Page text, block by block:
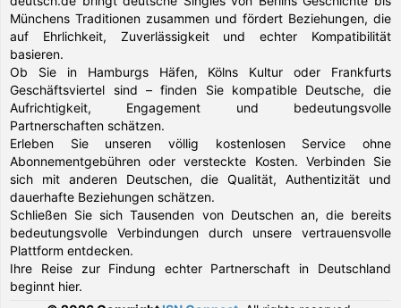
Münchens Traditionen zusammen und fördert Beziehungen, die
auf Ehrlichkeit, Zuverlässigkeit und echter Kompatibilität
basieren.
Ob Sie in Hamburgs Häfen, Kölns Kultur oder Frankfurts
Geschäftsviertel sind – finden Sie kompatible Deutsche, die
Aufrichtigkeit, Engagement und bedeutungsvolle
Partnerschaften schätzen.
Erleben Sie unseren völlig kostenlosen Service ohne
Abonnementgebühren oder versteckte Kosten. Verbinden Sie
sich mit anderen Deutschen, die Qualität, Authentizität und
dauerhafte Beziehungen schätzen.
Schließen Sie sich Tausenden von Deutschen an, die bereits
bedeutungsvolle Verbindungen durch unsere vertrauensvolle
Plattform entdecken.
Ihre Reise zur Findung echter Partnerschaft in Deutschland
beginnt hier.